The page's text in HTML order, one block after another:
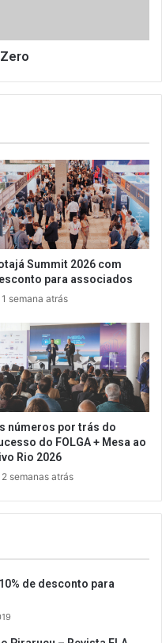
Summit 2026 com
para associados
1 semana atrás
números por trás do
do FOLGA + Mesa ao
Rio 2026
2 semanas atrás
de desconto para